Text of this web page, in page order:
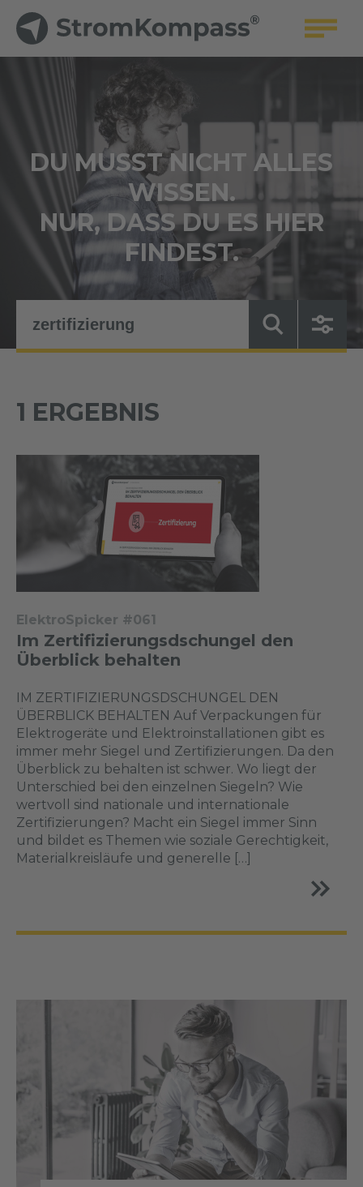
DU MUSST NICHT ALLES
WISSEN.
NUR, DASS DU ES HIER
FINDEST.
1 ERGEBNIS
ElektroSpicker #061
Im Zertifizierungsdschungel den
Überblick behalten
IM ZERTIFIZIERUNGSDSCHUNGEL DEN
ÜBERBLICK BEHALTEN Auf Verpackungen für
Elektrogeräte und Elektroinstallationen gibt es
immer mehr Siegel und Zertifizierungen. Da den
Überblick zu behalten ist schwer. Wo liegt der
Unterschied bei den einzelnen Siegeln? Wie
wertvoll sind nationale und internationale
Zertifizierungen? Macht ein Siegel immer Sinn
und bildet es Themen wie soziale Gerechtigkeit,
Materialkreisläufe und generelle […]